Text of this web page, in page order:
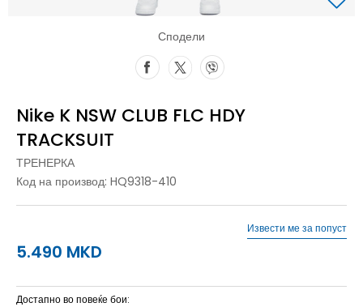
Сподели
Nike K NSW CLUB FLC HDY
TRACKSUIT
ТРЕНЕРКА
Код на производ: HQ9318-410
5.490 MKD
Извести ме за попуст
Достапно во повеќе бои: